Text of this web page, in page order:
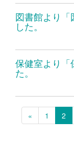
図書館より「
した。
保健室より「
た。
« 1 2